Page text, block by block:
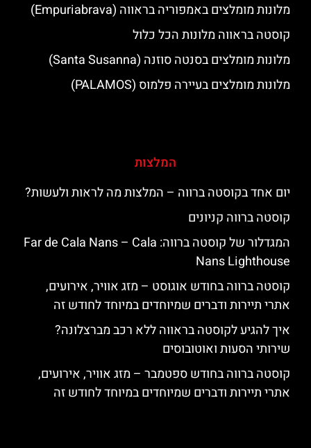
מלונות מומלצים באמפוריה בראווה (Empuriabrava)
קוסטה בראווה מלונות הכל כלול
מלונות מומלצים בסנטה סוזנה (Santa Susanna)
מלונות מומלצים בעיירה פלמוס (PALAMOS)
המלצות
יום אחד בקוסטה ברווה – המלצות מה לראות ולעשות?
קוסטה ברווה קניונים
המגדלור של קוסטה ברווה: ‪‪Far de Cala Nans – Cala
Nans Lighthouse‬‬
קוסטה ברווה בחודש אוגוסט – מזג אוויר, אירועים,
אתרי תיירות ודברים שמיוחדים במיוחד לחודש זה
איך להגיע לקוסטה בראווה ללא רכב מברצלונה?
שירותי הסעות ואוטובוסים
קוסטה ברווה בחודש ספטמבר – מזג אוויר, אירועים,
אתרי תיירות ודברים שמיוחדים במיוחד לחודש זה